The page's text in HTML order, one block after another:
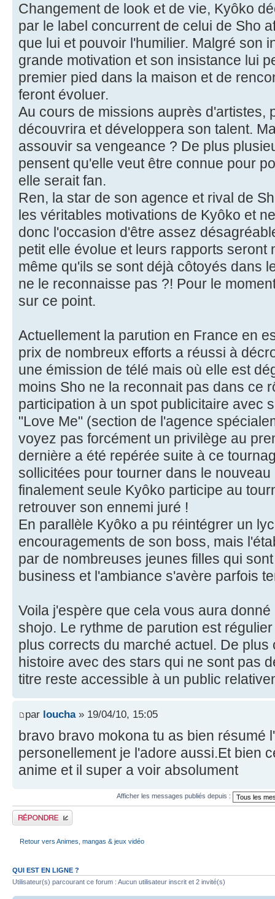
Changement de look et de vie, Kyôko
par le label concurrent de celui de Sho
que lui et pouvoir l'humilier. Malgré son
grande motivation et son insistance lui
premier pied dans la maison et de
feront évoluer.
Au cours de missions auprès d'artistes,
découvrira et développera son talent.
assouvir sa vengeance ? De plus
pensent qu'elle veut être connue pour
elle serait fan.
Ren, la star de son agence et rival de
les véritables motivations de Kyôko et
donc l'occasion d'être assez
petit elle évolue et leurs rapports seront
même qu'ils se sont déjà côtoyés dans
ne le reconnaisse pas ?! Pour le
sur ce point.
Actuellement la parution en France en
prix de nombreux efforts a réussi à
une émission de télé mais où elle est
moins Sho ne la reconnait pas dans ce
participation à un spot publicitaire avec
"Love Me" (section de l'agence
voyez pas forcément un privilège au
dernière a été repérée suite à ce
sollicitées pour tourner dans le nouveau
finalement seule Kyôko participe au
retrouver son ennemi juré !
En parallèle Kyôko a pu réintégrer un
encouragements de son boss, mais
par de nombreuses jeunes filles qui
business et l'ambiance s'avère parfois
Voila j'espère que cela vous aura
shojo. Le rythme de parution est
plus corrects du marché actuel. De plus
histoire avec des stars qui ne sont pas
titre reste accessible à un public
par loucha» 19/04/10, 15:05
bravo bravo mokona tu as bien résumé
personellement je l'adore aussi.Et bien
anime et il super a voir absolument
Afficher les messages publiés depuis :
Publier une réponse
Retour vers Animes, mangas & jeux vidéo
QUI EST EN LIGNE ?
Utilisateur(s) parcourant ce forum : Aucun utilisateur inscrit et 2 invité(s)